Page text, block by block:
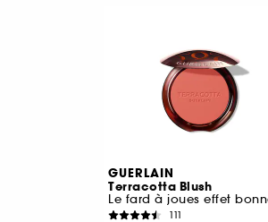
GUERLAIN
Terracotta Blush
111